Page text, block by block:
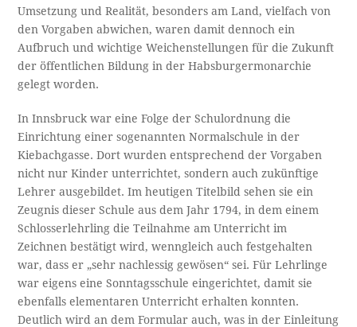
Umsetzung und Realität, besonders am Land, vielfach von
den Vorgaben abwichen, waren damit dennoch ein
Aufbruch und wichtige Weichenstellungen für die Zukunft
der öffentlichen Bildung in der Habsburgermonarchie
gelegt worden.
In Innsbruck war eine Folge der Schulordnung die
Einrichtung einer sogenannten Normalschule in der
Kiebachgasse. Dort wurden entsprechend der Vorgaben
nicht nur Kinder unterrichtet, sondern auch zukünftige
Lehrer ausgebildet. Im heutigen Titelbild sehen sie ein
Zeugnis dieser Schule aus dem Jahr 1794, in dem einem
Schlosserlehrling die Teilnahme am Unterricht im
Zeichnen bestätigt wird, wenngleich auch festgehalten
war, dass er „sehr nachlessig gewösen“ sei. Für Lehrlinge
war eigens eine Sonntagsschule eingerichtet, damit sie
ebenfalls elementaren Unterricht erhalten konnten.
Deutlich wird an dem Formular auch, was in der Einleitung